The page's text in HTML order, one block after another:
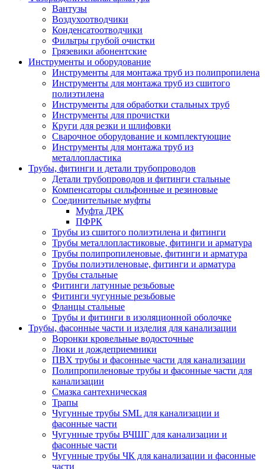
Вантузы
Воздухоотводчики
Конденсатоотводчики
Фильтры грубой очистки
Грязевики абонентские
Инструменты и оборудование
Инструменты для монтажа труб из полипропилена
Инструменты для монтажа труб из сшитого
полиэтилена
Инструменты для обработки стальных труб
Инструменты для прочистки
Круги для резки и шлифовки
Сварочное оборудование и комплектующие
Инструменты для монтажа труб из
металлопластика
Трубы, фитинги и детали трубопроводов
Детали трубопроводов и фитинги стальные
Компенсаторы сильфонные и резиновые
Соединительные муфты
Муфта ДРК
ПФРК
Трубы из сшитого полиэтилена и фитинги
Трубы металлопластиковые, фитинги и арматура
Трубы полипропиленовые, фитинги и арматура
Трубы полиэтиленовые, фитинги и арматура
Трубы стальные
Фитинги латунные резьбовые
Фитинги чугунные резьбовые
Фланцы стальные
Трубы и фитинги в изоляционной оболочке
Трубы, фасонные части и изделия для канализации
Воронки кровельные водосточные
Люки и дождеприемники
ПВХ трубы и фасонные части для канализации
Полипропиленовые трубы и фасонные части для
канализации
Смазка сантехническая
Трапы
Чугунные трубы SML для канализации и
фасонные части
Чугунные трубы ВЧШГ для канализации и
фасонные части
Чугунные трубы ЧК для канализации и фасонные
части